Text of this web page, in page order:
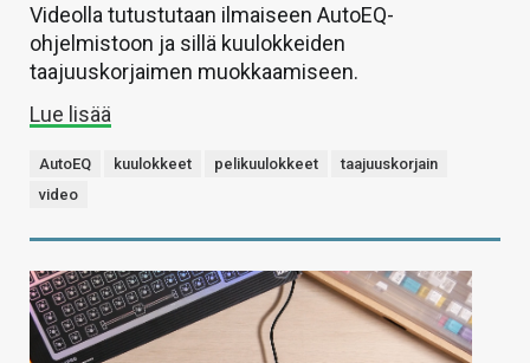
Videolla tutustutaan ilmaiseen AutoEQ-
ohjelmistoon ja sillä kuulokkeiden
taajuuskorjaimen muokkaamiseen.
Lue lisää
AutoEQ kuulokkeet pelikuulokkeet
taajuuskorjain
video